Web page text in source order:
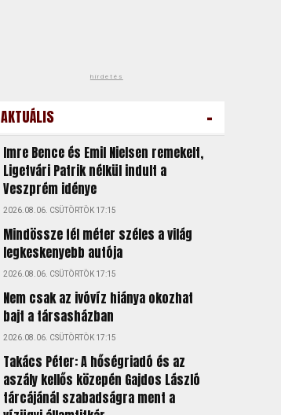
hirdetés
AKTUÁLIS -
Imre Bence és Emil Nielsen remekelt,
Ligetvári Patrik nélkül indult a
Veszprém idénye
2026.08.06. CSÜTÖRTÖK 17:15
Mindössze fél méter széles a világ
legkeskenyebb autója
2026.08.06. CSÜTÖRTÖK 17:15
Nem csak az ivóvíz hiánya okozhat
bajt a társasházban
2026.08.06. CSÜTÖRTÖK 17:15
Takács Péter: A hőségriadó és az
aszály kellős közepén Gajdos László
tárcájánál szabadságra ment a